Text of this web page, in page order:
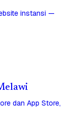
instansi —
dan App Store,